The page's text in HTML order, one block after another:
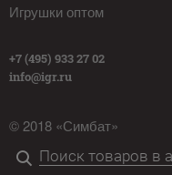
Игрушки оптом
+7 (495) 933 27 02
info@igr.ru
© 2018 «Симбат»